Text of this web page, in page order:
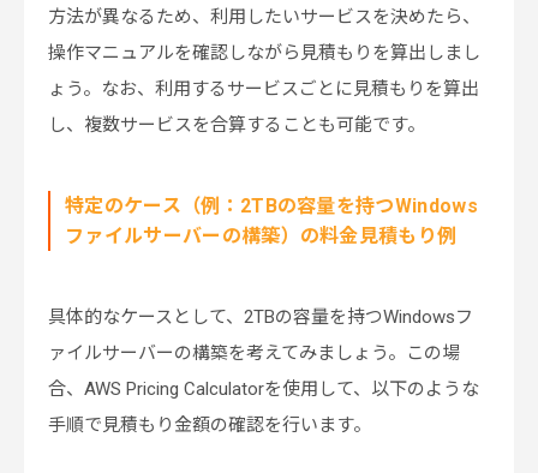
方法が異なるため、利用したいサービスを決めたら、
操作マニュアルを確認しながら見積もりを算出しまし
ょう。なお、利用するサービスごとに見積もりを算出
し、複数サービスを合算することも可能です。
特定のケース（例：2TBの容量を持つWindows
ファイルサーバーの構築）の料金見積もり例
具体的なケースとして、2TBの容量を持つWindowsフ
ァイルサーバーの構築を考えてみましょう。この場
合、AWS Pricing Calculatorを使用して、以下のような
手順で見積もり金額の確認を行います。